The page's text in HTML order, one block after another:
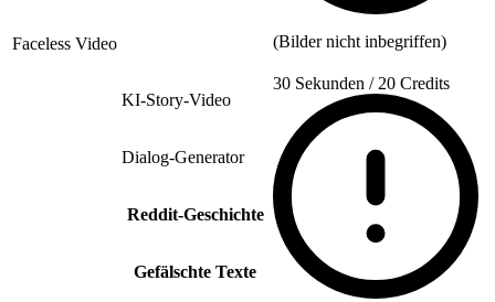
Faceless Video (Bilder nicht inbegriffen)
KI-Story-Video
30 Sekunden / 20 Credits
Dialog-Generator
Reddit-Geschichte
Gefälschte Texte